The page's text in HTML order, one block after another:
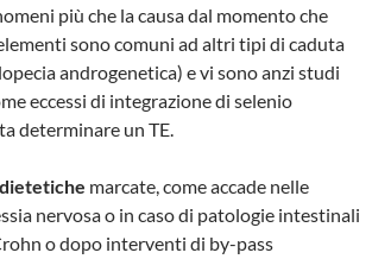
più che la causa dal momento che
sono comuni ad altri tipi di caduta
androgenetica) e vi sono anzi studi
eccessi di integrazione di selenio
determinare un TE.
marcate, come accade nelle
nervosa o in caso di patologie intestinali
o dopo interventi di by-pass